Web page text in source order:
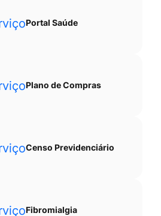
Portal Saúde
Plano de Compras
Censo Previdenciário
Fibromialgia